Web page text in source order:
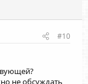
#10
не обсуждать